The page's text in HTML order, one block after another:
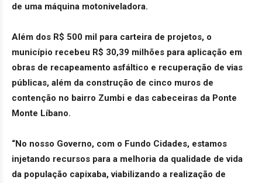
de uma máquina motoniveladora.
Além dos R$ 500 mil para carteira de projetos, o
município recebeu R$ 30,39 milhões para aplicação em
obras de recapeamento asfáltico e recuperação de vias
públicas, além da construção de cinco muros de
contenção no bairro Zumbi e das cabeceiras da Ponte
Monte Líbano.
“No nosso Governo, com o Fundo Cidades, estamos
injetando recursos para a melhoria da qualidade de vida
da população capixaba, viabilizando a realização de